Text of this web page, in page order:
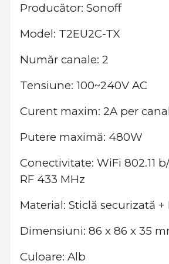
Producător: Sonoff
Model: T2EU2C-TX
Număr canale: 2
Tensiune: 100~240V AC
Curent maxim: 2A per canal
Putere maximă: 480W
Conectivitate: WiFi 802.11
RF 433 MHz
Material: Sticlă securizată +
Dimensiuni: 86 x 86 x 35
Culoare: Alb